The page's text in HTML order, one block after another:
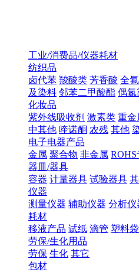
工业/消费品/仪器耗材
纺织品
卤代苯 羧酸类 芳香酸 全
及染料 邻苯二甲酸酯 偶氮
化妆品
紫外线吸收剂 激素类 重金
中其他 喹诺酮 农残 其他
电子电器产品
金属 聚合物 非金属 ROHS
器皿/器具
容器 计量器具 试验器具
仪器
测量仪器 辅助仪器 分析仪
耗材
移液产品 试纸 滴管 塑料袋
劳保/生化用品
劳保 生化 其它
包材